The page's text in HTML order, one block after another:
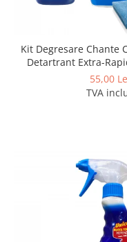
Kit Degresare Chante
Detartrant Extra-
Laveta55,00
TVA